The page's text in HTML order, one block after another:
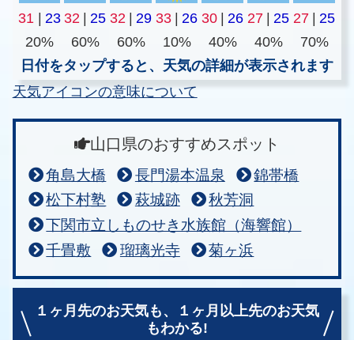
31 | 23 32 | 25 32 | 29 33 | 26 30 | 26 27 | 25 27 | 25
20%
60% 60% 10% 40% 40%
70%
日付をタップすると、天気の詳細が表示されます
天気アイコンの意味について
山口県のおすすめスポット
角島大橋 長門湯本温泉
錦帯橋
松下村塾
萩城跡
秋芳洞
下関市立しものせき水族館（海響館）
千畳敷
瑠璃光寺 菊ヶ浜
１ヶ月先のお天気も、
１ヶ月以上先のお天気
もわかる!